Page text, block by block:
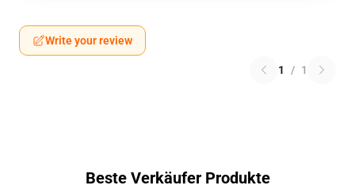
Write your review
1 / 1
Beste Verkäufer Produkte